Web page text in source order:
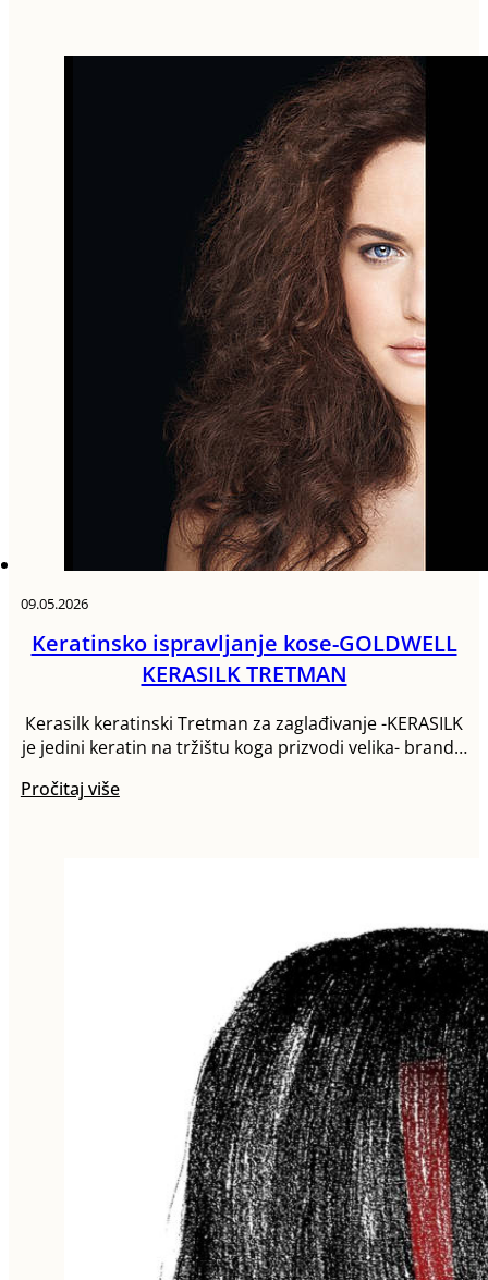
09.05.2026
Keratinsko ispravljanje kose-GOLDWELL
KERASILK TRETMAN
Кerasilk keratinski Tretman za zaglađivanje -KERASILK
je jedini keratin na tržištu koga prizvodi velika- brand…
Pročitaj više